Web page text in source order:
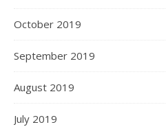
October 2019
September 2019
August 2019
July 2019